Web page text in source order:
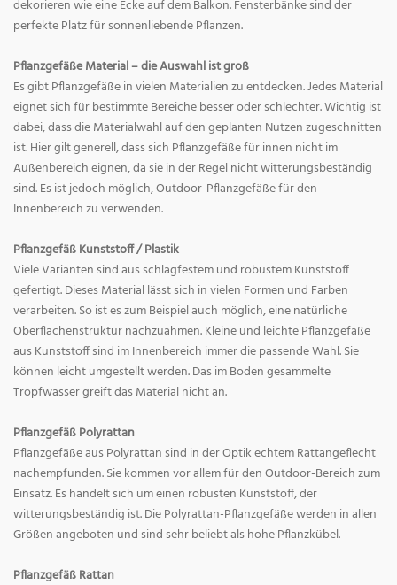
dekorieren wie eine Ecke auf dem Balkon. Fensterbänke sind der
perfekte Platz für sonnenliebende Pflanzen.
Pflanzgefäße Material – die Auswahl ist groß
Es gibt Pflanzgefäße in vielen Materialien zu entdecken. Jedes Material
eignet sich für bestimmte Bereiche besser oder schlechter. Wichtig ist
dabei, dass die Materialwahl auf den geplanten Nutzen zugeschnitten
ist. Hier gilt generell, dass sich Pflanzgefäße für innen nicht im
Außenbereich eignen, da sie in der Regel nicht witterungsbeständig
sind. Es ist jedoch möglich, Outdoor-Pflanzgefäße für den
Innenbereich zu verwenden.
Pflanzgefäß Kunststoff / Plastik
Viele Varianten sind aus schlagfestem und robustem Kunststoff
gefertigt. Dieses Material lässt sich in vielen Formen und Farben
verarbeiten. So ist es zum Beispiel auch möglich, eine natürliche
Oberflächenstruktur nachzuahmen. Kleine und leichte Pflanzgefäße
aus Kunststoff sind im Innenbereich immer die passende Wahl. Sie
können leicht umgestellt werden. Das im Boden gesammelte
Tropfwasser greift das Material nicht an.
Pflanzgefäß Polyrattan
Pflanzgefäße aus Polyrattan sind in der Optik echtem Rattangeflecht
nachempfunden. Sie kommen vor allem für den Outdoor-Bereich zum
Einsatz. Es handelt sich um einen robusten Kunststoff, der
witterungsbeständig ist. Die Polyrattan-Pflanzgefäße werden in allen
Größen angeboten und sind sehr beliebt als hohe Pflanzkübel.
Pflanzgefäß Rattan